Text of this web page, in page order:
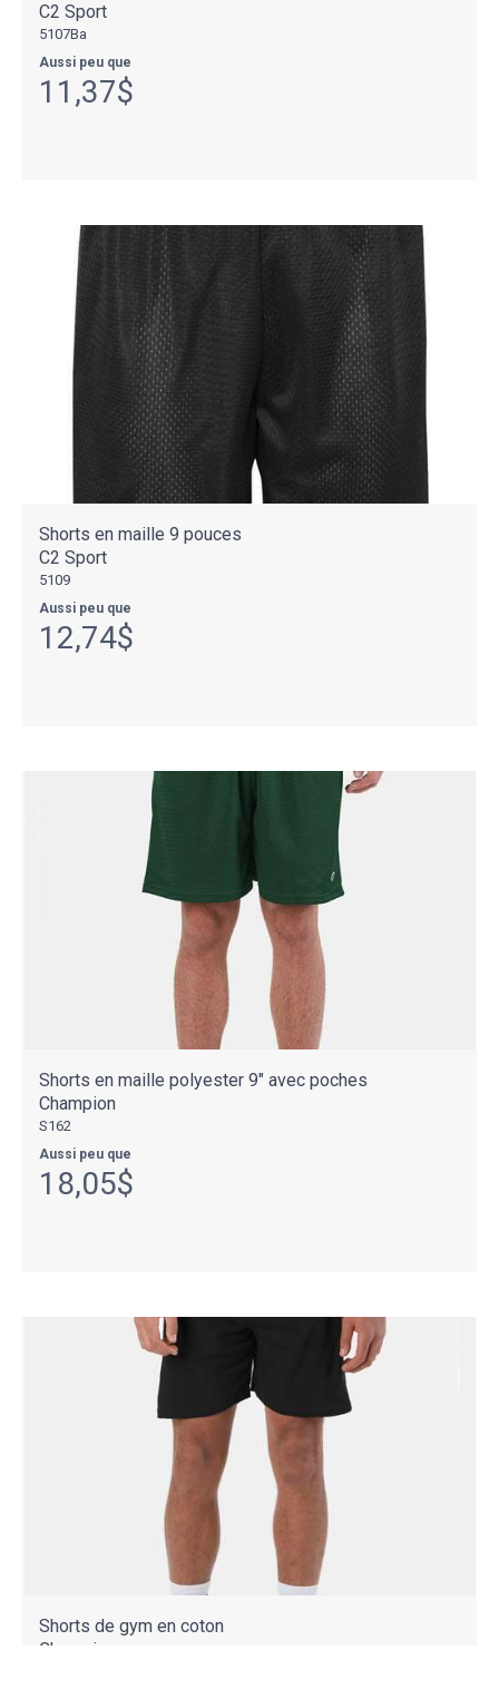
C2 Sport
5107Ba
Aussi peu que
11,37$
Shorts en maille 9 pouces
C2 Sport
5109
Aussi peu que
12,74$
Shorts en maille polyester 9" avec poches
Champion
S162
Aussi peu que
18,05$
Shorts de gym en coton
Champion